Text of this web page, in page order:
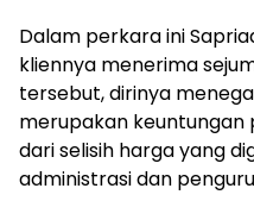
Dalam perkara ini
kliennya menerima
tersebut, dirinya
merupakan keuntungan
dari selisih harga yang
administrasi dan